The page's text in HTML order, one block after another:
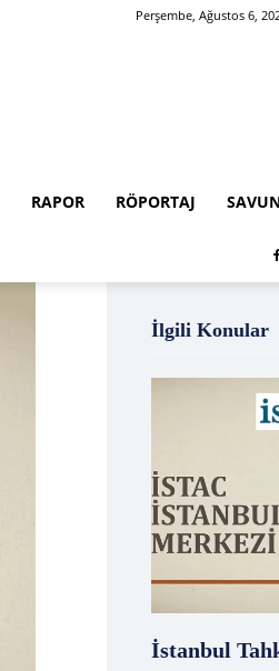
Perşembe, Ağustos 6,
RAPOR RÖPORTAJ
İlgili Konular
İstanbul